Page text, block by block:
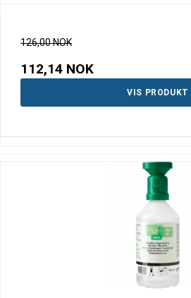
126,00 NOK
112,14 NOK
VIS PRODUKT